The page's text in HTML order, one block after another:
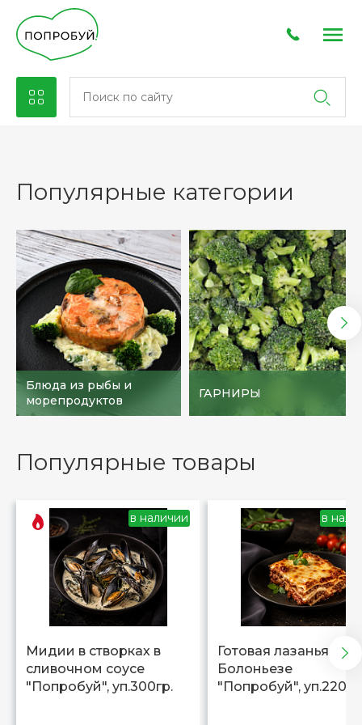
Популярные категории
Блюда из рыбы и
морепродуктов
ГАРНИРЫ
Популярные товары
в наличии
Мидии в створках в
сливочном соусе
"Попробуй", уп.300гр.
в
Готовая лазанья
Болоньезе
"Попробуй",